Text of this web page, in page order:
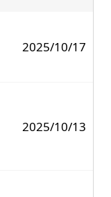
2025/10/17
2025/10/13